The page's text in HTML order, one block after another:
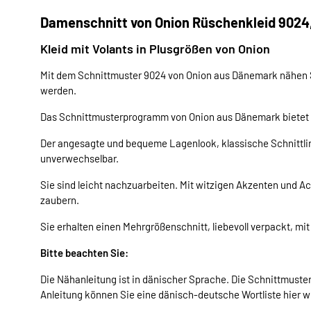
Damenschnitt von Onion Rüschenkleid
Kleid mit Volants in Plusgrößen von Onion
Mit dem Schnittmuster 9024 von Onion aus Dänemark
werden.
Das Schnittmusterprogramm von Onion aus Dänemark
Der angesagte und bequeme Lagenlook, klassische
unverwechselbar.
Sie sind leicht nachzuarbeiten. Mit witzigen Akzenten und
zaubern.
Sie erhalten einen Mehrgrößenschnitt, liebevoll verpackt,
Bitte beachten Sie:
Die Nähanleitung ist in dänischer Sprache. Die
Anleitung können Sie eine dänisch-deutsche Wortliste hier